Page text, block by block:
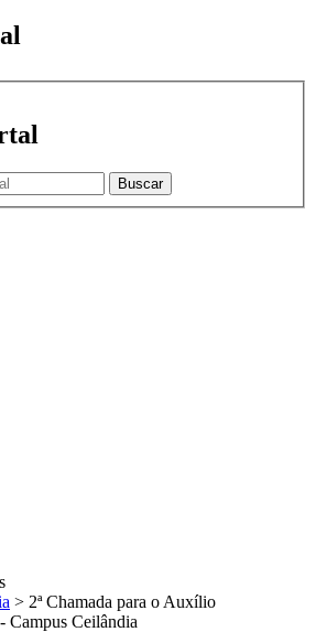
Buscar
> 2ª Chamada para o Auxílio
Campus Ceilândia